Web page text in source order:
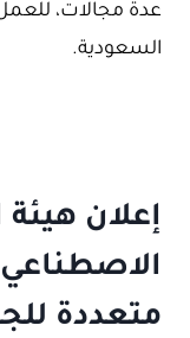
عدة مجالات،
السعودية.
إعلان هيئة
متعددة